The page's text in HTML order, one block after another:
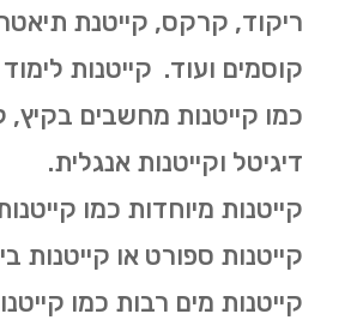
ריקוד, קרקס, קייטנת
קוסמים ועוד. קייטנות
כמו קייטנות מחשבים בקיץ,
דיגיטל וקייטנות אנגלית.
קייטנות מיוחדות כמו
קייטנות ספורט או קייטנות
קייטנות מים רבות כמו